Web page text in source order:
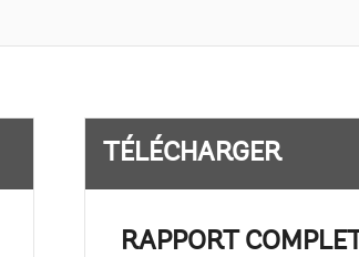
TÉLÉCHARGER
RAPPORT COMPLET